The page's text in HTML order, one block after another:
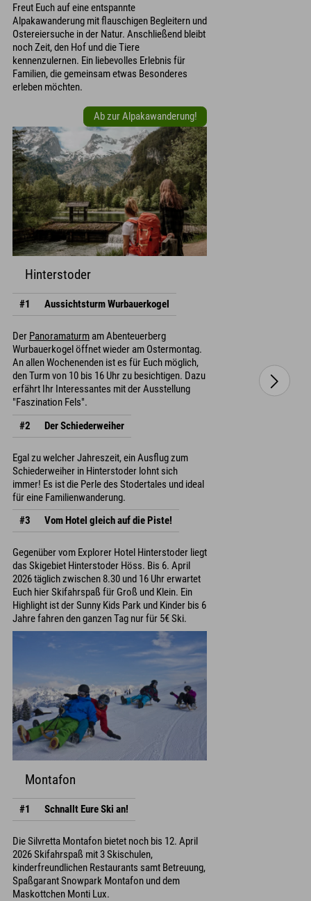
Freut Euch auf eine entspannte
Alpakawanderung mit flauschigen Begleitern und
Ostereiersuche in der Natur. Anschließend bleibt
noch Zeit, den Hof und die Tiere
kennenzulernen. Ein liebevolles Erlebnis für
Familien, die gemeinsam etwas Besonderes
erleben möchten.
Ab zur Alpakawanderung!
Hinterstoder
#1 Aussichtsturm Wurbauerkogel
Der Panoramaturm am Abenteuerberg
Wurbauerkogel öffnet wieder am Ostermontag.
An allen Wochenenden ist es für Euch möglich,
den Turm von 10 bis 16 Uhr zu besichtigen. Dazu
erfährt Ihr Interessantes mit der Ausstellung
"Faszination Fels".
#2
Der Schiederweiher
Egal zu welcher Jahreszeit, ein Ausflug zum
Schiederweiher in Hinterstoder lohnt sich
immer! Es ist die Perle des Stodertales und ideal
für eine Familienwanderung.
#3
Vom Hotel gleich auf die Piste!
Gegenüber vom Explorer Hotel Hinterstoder liegt
das Skigebiet Hinterstoder Höss. Bis 6. April
2026 täglich zwischen 8.30 und 16 Uhr erwartet
Euch hier Skifahrspaß für Groß und Klein. Ein
Highlight ist der Sunny Kids Park und Kinder bis 6
Jahre fahren den ganzen Tag nur für 5€ Ski.
Montafon
#1 Schnallt Eure Ski an!
Die Silvretta Montafon bietet noch bis 12. April
2026 Skifahrspaß mit 3 Skischulen,
kinderfreundlichen Restaurants samt Betreuung,
Spaßgarant Snowpark Montafon und dem
Maskottchen Monti Lux.